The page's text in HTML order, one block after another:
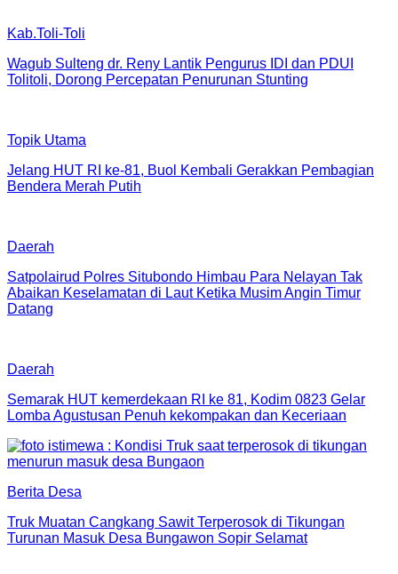
Kab.Toli-Toli
Wagub Sulteng dr. Reny Lantik Pengurus IDI dan PDUI
Tolitoli, Dorong Percepatan Penurunan Stunting
Topik Utama
Jelang HUT RI ke-81, Buol Kembali Gerakkan Pembagian
Bendera Merah Putih
Daerah
Satpolairud Polres Situbondo Himbau Para Nelayan Tak
Abaikan Keselamatan di Laut Ketika Musim Angin Timur
Datang
Daerah
Semarak HUT kemerdekaan RI ke 81, Kodim 0823 Gelar
Lomba Agustusan Penuh kekompakan dan Keceriaan
Berita Desa
Truk Muatan Cangkang Sawit Terperosok di Tikungan
Turunan Masuk Desa Bungawon Sopir Selamat